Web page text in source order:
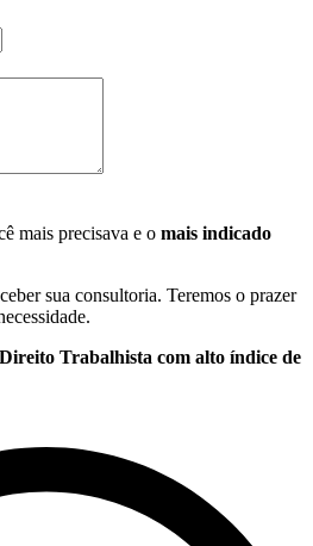
mais precisava e o mais indicado
sua consultoria. Teremos o prazer
Trabalhista com alto índice de